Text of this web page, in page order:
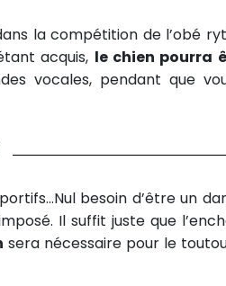
la compétition de l’obé
acquis, le chien pourra
vocales, pendant que
besoin d’être un
Il suffit juste que
sera nécessaire pour le